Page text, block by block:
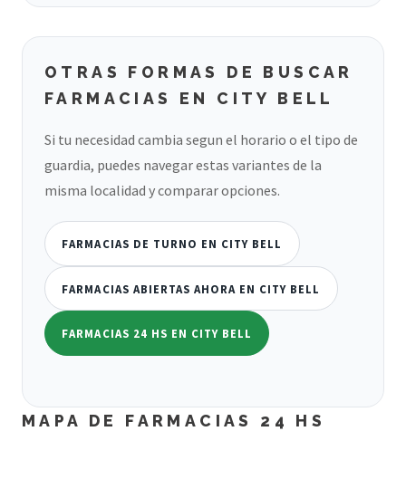
OTRAS FORMAS DE BUSCAR
FARMACIAS EN CITY BELL
Si tu necesidad cambia segun el horario o el tipo de
guardia, puedes navegar estas variantes de la
misma localidad y comparar opciones.
FARMACIAS DE TURNO EN CITY BELL
FARMACIAS ABIERTAS AHORA EN CITY BELL
FARMACIAS 24 HS EN CITY BELL
MAPA DE FARMACIAS 24 HS